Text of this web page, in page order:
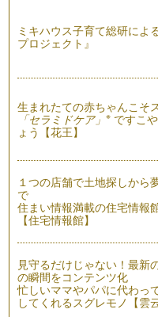
暖かさも、日に日に増し
もちらほら咲き始め、春の
「もっちり桜あんパン」レ
少しずつ少しずつ暖かく
心もわくわくしますね！
「ひなまつりパン」レシピ
少しずつ季節は春に向か
花の隣には・・・お内裏
アポロで「雪だるまパン」
みんなの大好きなアポロ
可愛い雪だるまを作って
「白いテントウムシ」パン
白くてふわふわのパン。大
ク。 普段よりも低温で焼い
ミキハウス子育て総研によ
プロジェクト』
生まれたての赤ちゃんこそ
「セラミドケア」※ ですこ
ょう【花王】
１つの店舗で土地探しから
で
住まい情報満載の住宅情報
【住宅情報館】
見守るだけじゃない！最新
の瞬間をコンテンツ化
忙しいママやパパに代わっ
してくれるスグレモノ【雲